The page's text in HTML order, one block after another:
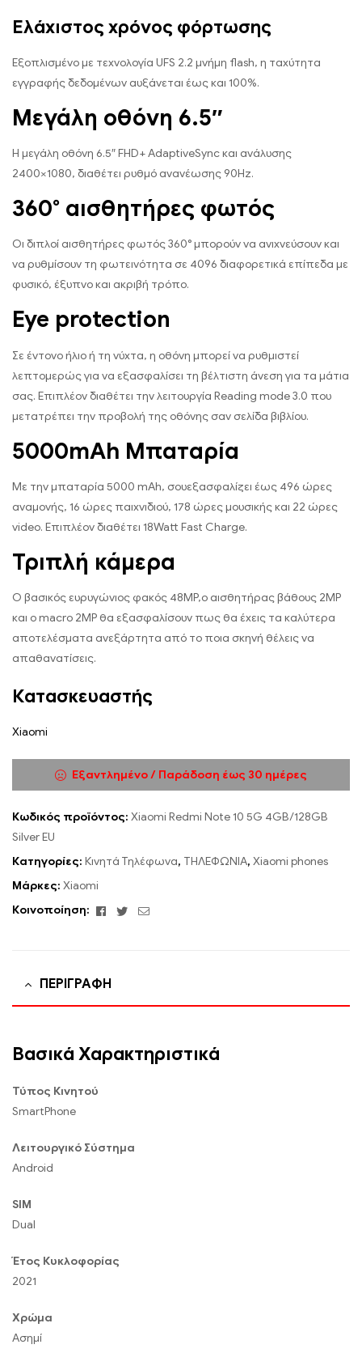
Ελάχιστος χρόνος φόρτωσης
Εξοπλισμένο με τεχνολογία UFS 2.2 μνήμη flash, η ταχύτητα
εγγραφής δεδομένων αυξάνεται έως και 100%.
Μεγάλη οθόνη 6.5″
Η μεγάλη οθόνη 6.5″ FHD+ AdaptiveSync και ανάλυσης
2400×1080, διαθέτει ρυθμό ανανέωσης 90Hz.
360° αισθητήρες φωτός
Οι διπλοί αισθητήρες φωτός 360° μπορούν να ανιχνεύσουν και
να ρυθμίσουν τη φωτεινότητα σε 4096 διαφορετικά επίπεδα με
φυσικό, έξυπνο και ακριβή τρόπο.
Eye protection
Σε έντονο ήλιο ή τη νύχτα, η οθόνη μπορεί να ρυθμιστεί
λεπτομερώς για να εξασφαλίσει τη βέλτιστη άνεση για τα μάτια
σας. Επιπλέον διαθέτει την λειτουργία Reading mode 3.0 που
μετατρέπει την προβολή της οθόνης σαν σελίδα βιβλίου.
5000mAh Μπαταρία
Με την μπαταρία 5000 mAh, σουεξασφαλίζει έως 496 ώρες
αναμονής, 16 ώρες παιχνιδιού, 178 ώρες μουσικής και 22 ώρες
video. Επιπλέον διαθέτει 18Watt Fast Charge.
Τριπλή κάμερα
Ο βασικός ευρυγώνιος φακός 48MP,ο αισθητήρας βάθους 2MP
και ο macro 2MP θα εξασφαλίσουν πως θα έχεις τα καλύτερα
αποτελέσματα ανεξάρτητα από το ποια σκηνή θέλεις να
απαθανατίσεις.
Κατασκευαστής
Xiaomi
Εξαντλημένο / Παράδοση έως 30 ημέρες
Κωδικός προϊόντος: Xiaomi Redmi Note 10 5G 4GB/128GB
Silver EU
Κατηγορίες: Κινητά Τηλέφωνα, ΤΗΛΕΦΩΝΙΑ, Xiaomi phones
Μάρκες: Xiaomi
Κοινοποίηση:
Facebook
TwitterEmail
ΠΕΡΙΓΡΑΦΉ
Βασικά Χαρακτηριστικά
Τύπος Κινητού
SmartPhone
Λειτουργικό Σύστημα
Android
SIM
Dual
Έτος Κυκλοφορίας
2021
Χρώμα
Ασημί